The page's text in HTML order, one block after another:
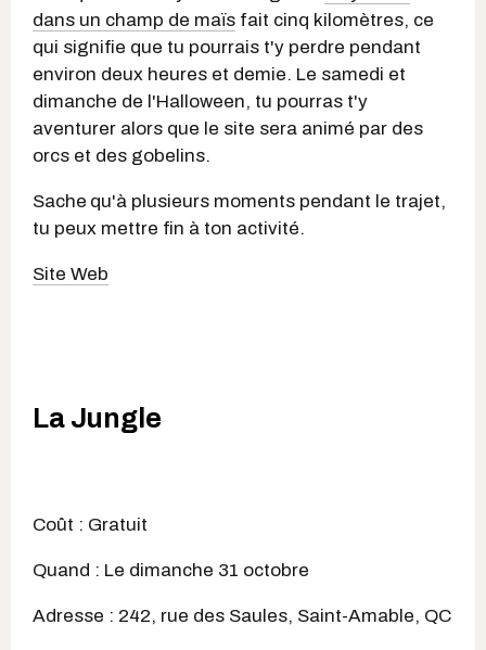
dans un champ de maïs fait cinq kilomètres, ce
qui signifie que tu pourrais t'y perdre pendant
environ deux heures et demie. Le samedi et
dimanche de l'Halloween, tu pourras t'y
aventurer alors que le site sera animé par des
orcs et des gobelins.
Sache qu'à plusieurs moments pendant le trajet,
tu peux mettre fin à ton activité.
Site Web
La Jungle
Coût : Gratuit
Quand : Le dimanche 31 octobre
Adresse : 242, rue des Saules, Saint-Amable, QC